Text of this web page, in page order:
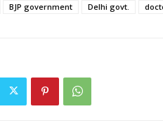
BJP government Delhi govt.